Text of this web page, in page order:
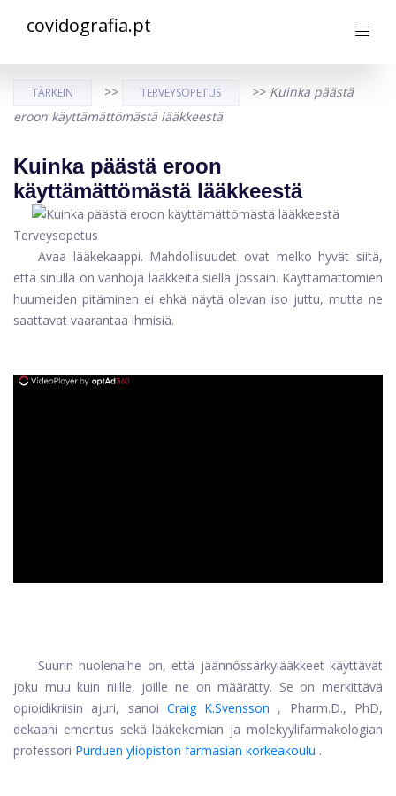
covidografia.pt
TÄRKEIN >> TERVEYSOPETUS >> Kuinka päästä
eroon käyttämättömästä lääkkeestä
Kuinka päästä eroon
käyttämättömästä lääkkeestä
Terveysopetus
Avaa lääkekaappi. Mahdollisuudet ovat melko hyvät siitä,
että sinulla on vanhoja lääkkeitä siellä jossain. Käyttämättömien
huumeiden pitäminen ei ehkä näytä olevan iso juttu, mutta ne
saattavat vaarantaa ihmisiä.
Suurin huolenaihe on, että jäännössärkylääkkeet käyttävät
joku muu kuin niille, joille ne on määrätty. Se on merkittävä
opioidikriisin ajuri, sanoi Craig K.Svensson , Pharm.D., PhD,
dekaani emeritus sekä lääkekemian ja molekyylifarmakologian
professori Purduen yliopiston farmasian korkeakoulu .